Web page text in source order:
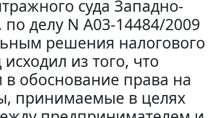
суда Западно-
по делу N А03-14484/2009
решения налогового
из того, что
обоснование права на
принимаемые в целях